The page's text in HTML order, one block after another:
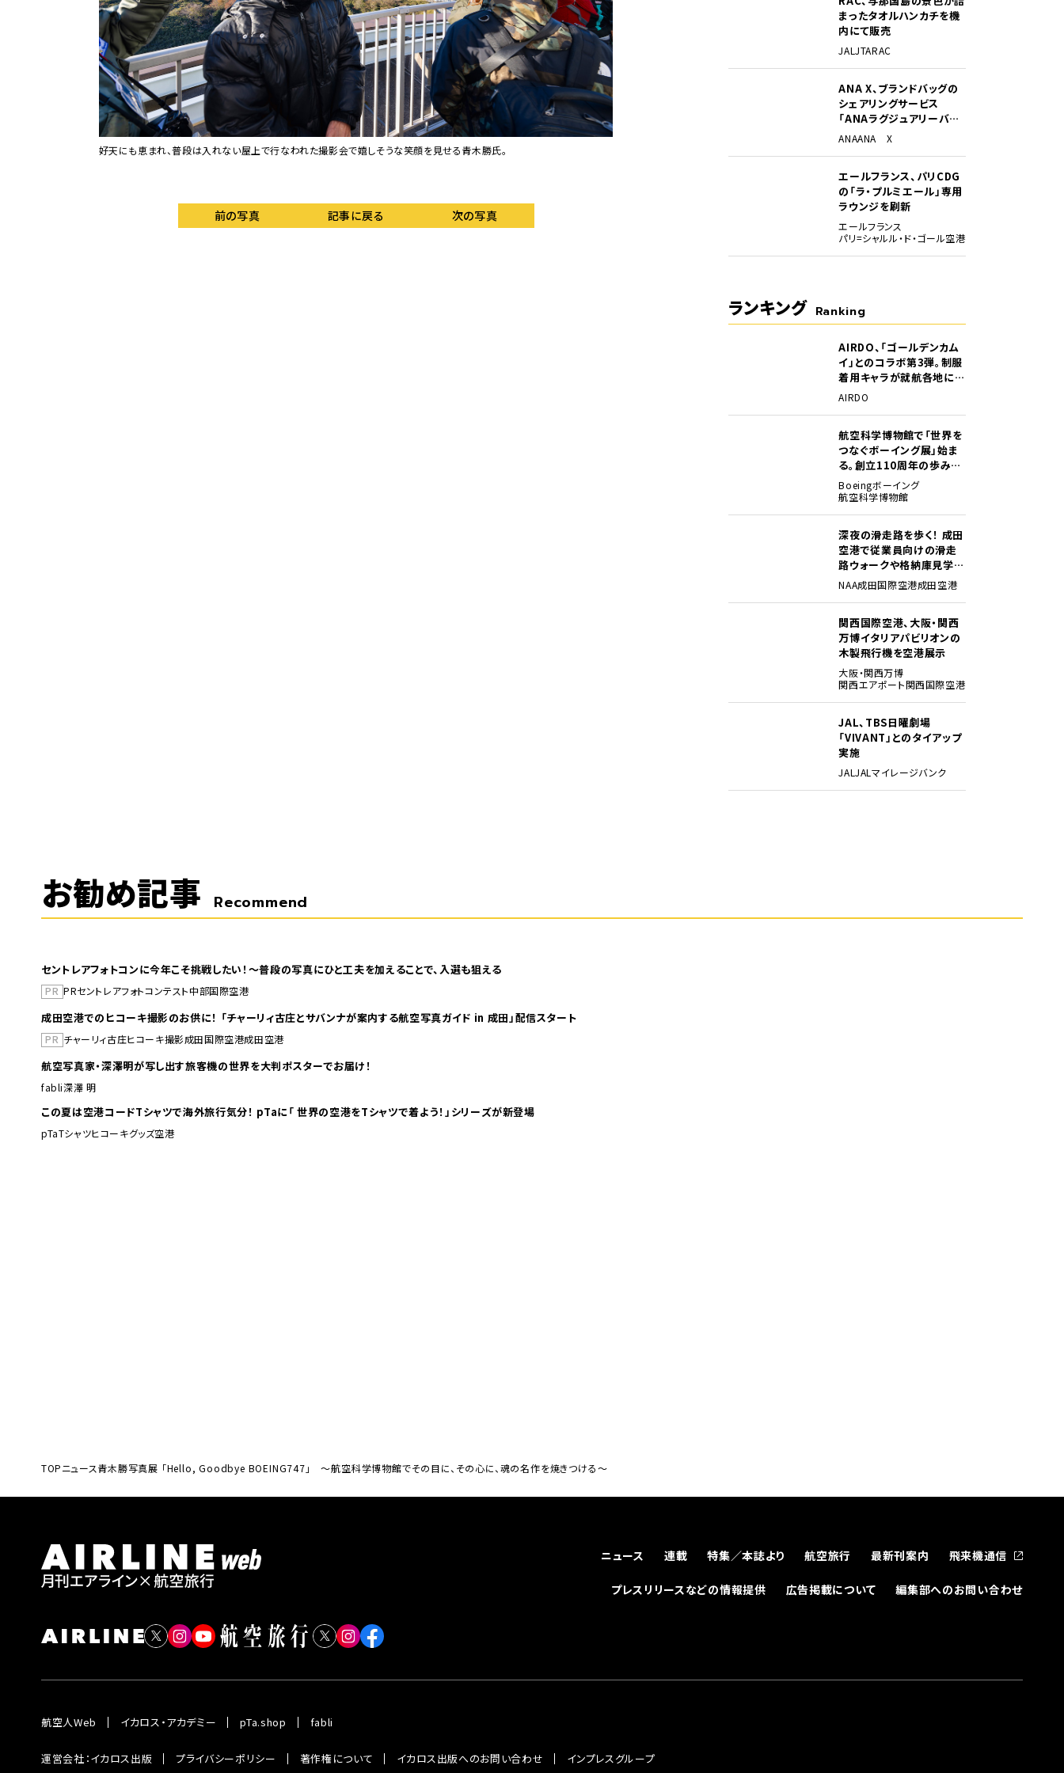
好天にも恵まれ、普段は入れない屋上で行なわれた撮影会で嬉しそうな笑顔を見せる青木勝氏。
前の写真 記事に戻る 次の写真
まったタオルハンカチを機
内にて販売
JALJTARAC
ANA X、ブランドバッグの
シェアリングサービス
「ANAラグジュアリーバッ
グ」開始
ANAANA X
エールフランス、パリCDG
の「ラ・プルミエール」専用
ラウンジを刷新
エールフランス
パリ=シャルル・ド・ゴール空港
ランキング Ranking
AIRDO、「ゴールデンカム
イ」とのコラボ第3弾。制服
着用キャラが就航各地に登
場
AIRDO
航空科学博物館で「世界を
つなぐボーイング展」始ま
る。創立110周年の歩みを
貴重な資料でたどる
Boeingボーイング
航空科学博物館
深夜の滑走路を歩く！ 成田
空港で従業員向けの滑走
路ウォークや格納庫見学イ
ベントを初開催
NAA成田国際空港成田空港
関西国際空港、大阪・関西
万博イタリアパビリオンの
木製飛行機を空港展示
大阪・関西万博
関西エアポート関西国際空港
JAL、TBS日曜劇場
「VIVANT」とのタイアップ
実施
JALJALマイレージバンク
お勧め記事 Recommend
セントレアフォトコンに今年こそ挑戦したい！～普段の写真にひと工夫を加えることで、入選も狙える
PR PRセントレアフォトコンテスト中部国際空港
成田空港でのヒコーキ撮影のお供に！ 「チャーリィ古庄とサバンナが案内する航空写真ガイド in 成田」配信スタート
PR チャーリィ古庄ヒコーキ撮影成田国際空港成田空港
航空写真家・深澤明が写し出す旅客機の世界を大判ポスターでお届け！
fabli深澤 明
この夏は空港コードTシャツで海外旅行気分！ pTaに「 世界の空港をTシャツで着よう！」シリーズが新登場
pTaTシャツヒコーキグッズ空港
TOPニュース青木勝写真展 「Hello, Goodbye BOEING747」 〜航空科学博物館でその目に、その心に、魂の名作を焼きつける〜
ニュース 連載 特集／本誌より 航空旅行 最新刊案内 飛来機通信
プレスリリースなどの情報提供 広告掲載について 編集部へのお問い合わせ
航空人Web イカロス・アカデミー pTa.shop fabli
運営会社：イカロス出版 プライバシーポリシー 著作権について イカロス出版へのお問い合わせ インプレスグループ